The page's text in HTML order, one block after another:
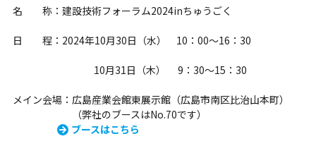
名 称：建設技術フォーラム2024inちゅうごく
日 程：2024年10月30日（水） 10：00～16：30
10月31日（木） 9：30～15：30
メイン会場：広島産業会館東展示館（広島市南区比治山本町）
（弊社のブースはNo.70です）
ブースはこちら